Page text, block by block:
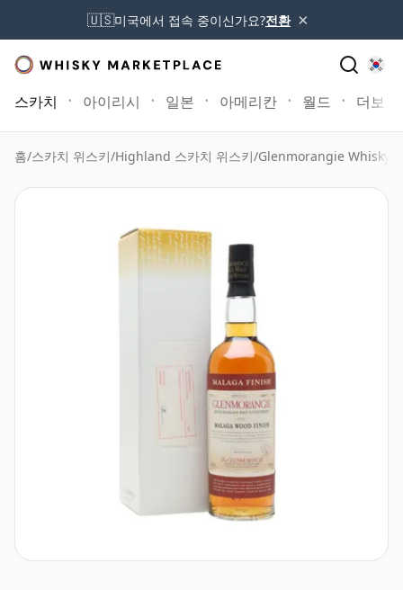
🇺🇸미국에서 접속 중이신가요?전환 ×
스카치 아이리시 일본 아메리칸 월드 더보기
홈/스카치 위스키/Highland 스카치 위스키/Glenmorangie Whisky